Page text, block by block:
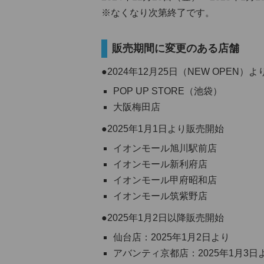
※なくなり次第終了です。
販売期間に変更のある店舗
●2024年12月25日（NEW OPEN）よ
POP UP STORE（池袋）
大阪梅田店
●2025年1月1日より販売開始
イオンモール旭川駅前店
イオンモール新利府店
イオンモール甲府昭和店
イオンモール筑紫野店
●2025年1月2日以降販売開始
仙台店：2025年1月2日より
アバンティ京都店：2025年1月3日